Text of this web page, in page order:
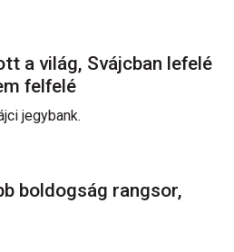
a világ, Svájcban lefelé
felfelé
jegybank.
boldogság rangsor,